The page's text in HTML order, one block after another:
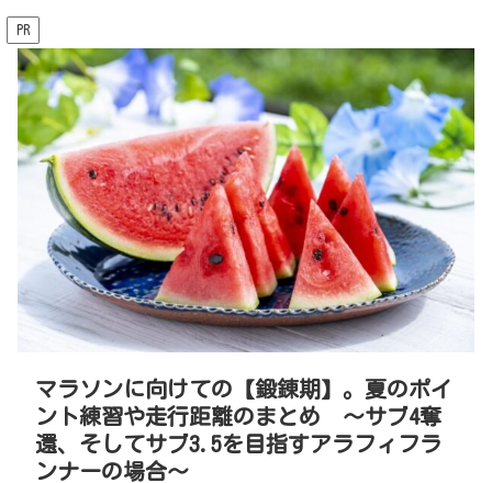
PR
マラソンに向けての【鍛錬期】。夏のポイ
ント練習や走行距離のまとめ 〜サブ4奪
還、そしてサブ3.5を目指すアラフィフラ
ンナーの場合〜